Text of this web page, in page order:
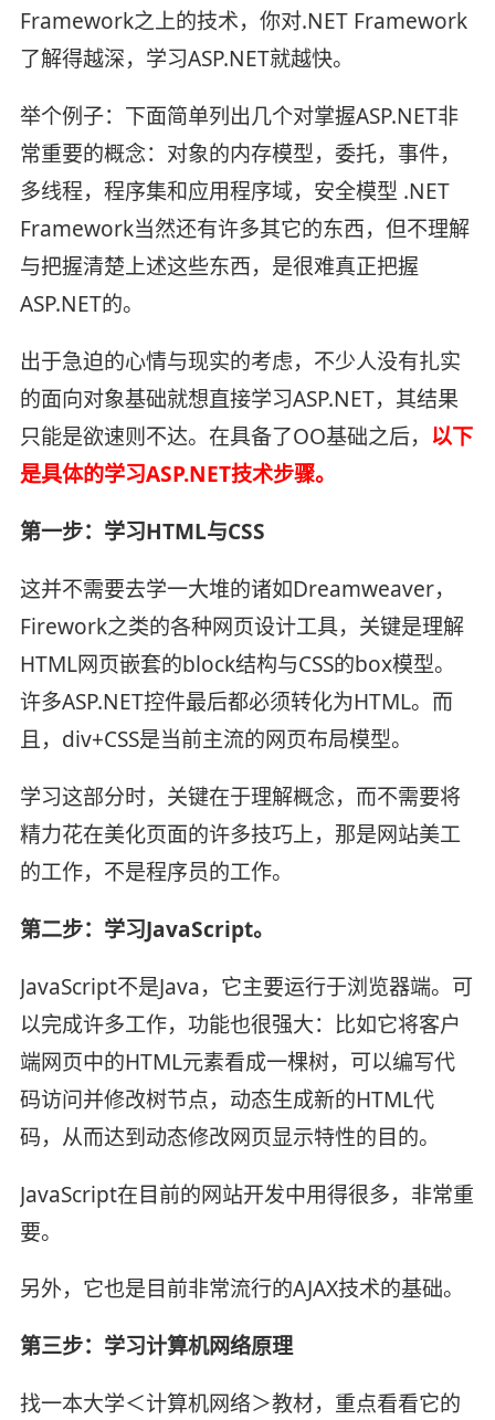
Framework之上的技术，你对.NET Framework
了解得越深，学习ASP.NET就越快。
举个例子：下面简单列出几个对掌握ASP.NET非
常重要的概念：对象的内存模型，委托，事件，
多线程，程序集和应用程序域，安全模型 .NET
Framework当然还有许多其它的东西，但不理解
与把握清楚上述这些东西，是很难真正把握
ASP.NET的。
出于急迫的心情与现实的考虑，不少人没有扎实
的面向对象基础就想直接学习ASP.NET，其结果
只能是欲速则不达。在具备了OO基础之后， 以下
是具体的学习ASP.NET技术步骤。
第一步：学习HTML与CSS
这并不需要去学一大堆的诸如Dreamweaver，
Firework之类的各种网页设计工具，关键是理解
HTML网页嵌套的block结构与CSS的box模型。
许多ASP.NET控件最后都必须转化为HTML。而
且，div+CSS是当前主流的网页布局模型。
学习这部分时，关键在于理解概念，而不需要将
精力花在美化页面的许多技巧上，那是网站美工
的工作，不是程序员的工作。
第二步：学习JavaScript。
JavaScript不是Java，它主要运行于浏览器端。可
以完成许多工作，功能也很强大：比如它将客户
端网页中的HTML元素看成一棵树，可以编写代
码访问并修改树节点，动态生成新的HTML代
码，从而达到动态修改网页显示特性的目的。
JavaScript在目前的网站开发中用得很多，非常重
要。
另外，它也是目前非常流行的AJAX技术的基础。
第三步：学习计算机网络原理
找一本大学＜计算机网络＞教材，重点看看它的